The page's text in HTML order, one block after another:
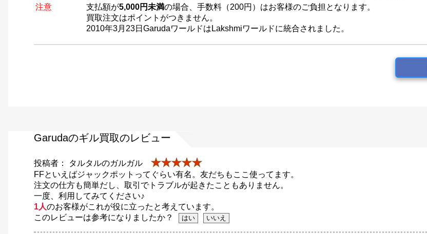
注意
支払額が5,000円未満の場合、手数料（200円）はお客様のご負担となります。
買取注文はポイントがつきません。
2010年3月23日GarudaワールドはLakshmiワールドに統合されました。
Garudaのギル買取のレビュー
投稿者： タルタルのガルガル ★★★★★
FFといえばジャックポットってぐらい有名。友だちもここ使ってます。
注文の仕方も簡単だし、取引でトラブルが起きたこともありません。
一度、利用してみてください♪
1人のお客様がこれが役に立ったと考えています。
このレビューは参考になりましたか？